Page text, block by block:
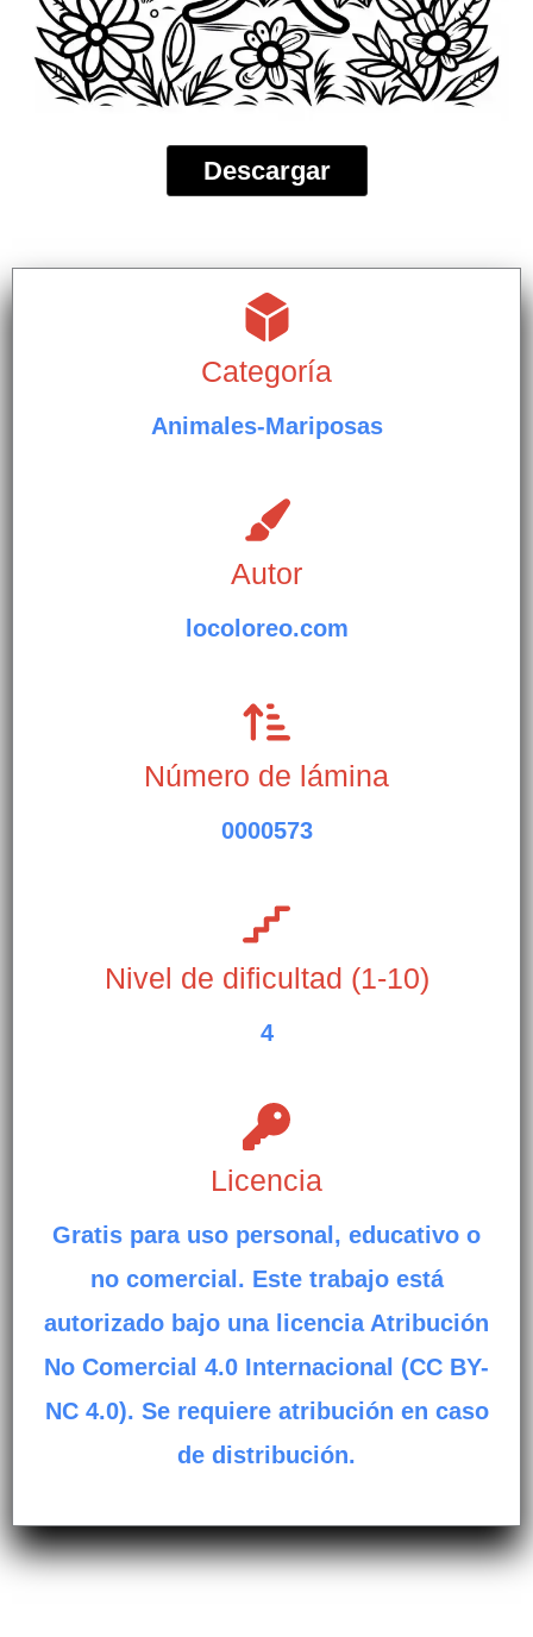
Descargar
Categoría
Animales-Mariposas
Autor
locoloreo.com
Número de lámina
0000573
Nivel de dificultad (1-10)
4
Licencia
Gratis para uso personal, educativo o
no comercial. Este trabajo está
autorizado bajo una licencia Atribución
No Comercial 4.0 Internacional (CC BY-
NC 4.0). Se requiere atribución en caso
de distribución.